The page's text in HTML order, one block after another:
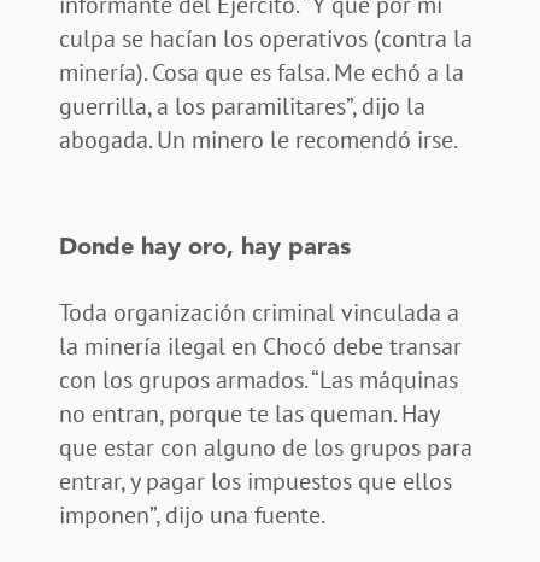
culpa se hacían los operativos (contra la
minería). Cosa que es falsa. Me echó a la
guerrilla, a los paramilitares”, dijo la
abogada. Un minero le recomendó irse.
Donde hay oro, hay paras
Toda organización criminal vinculada a
la minería ilegal en Chocó debe transar
con los grupos armados. “Las máquinas
no entran, porque te las queman. Hay
que estar con alguno de los grupos para
entrar, y pagar los impuestos que ellos
imponen”, dijo una fuente.